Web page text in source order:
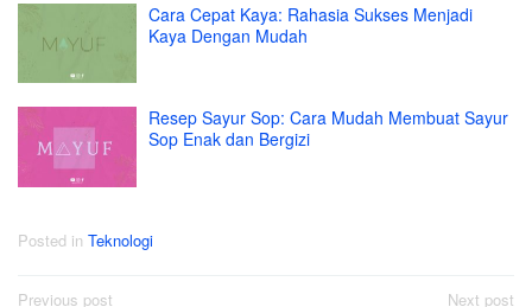
Cara Cepat Kaya: Rahasia Sukses Menjadi
Kaya Dengan Mudah
Resep Sayur Sop: Cara Mudah Membuat Sayur
Sop Enak dan Bergizi
Posted in Teknologi
Previous post
Next post